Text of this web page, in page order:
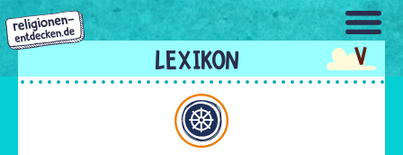
Direkt
zum
Inhalt
V